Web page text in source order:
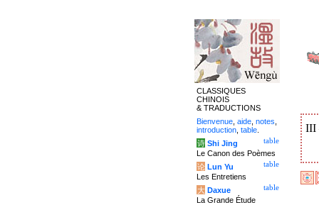
CLASSIQUES
CHINOIS
& TRADUCTIONS
Bienvenue aide notes
introduction table
table
诗 Shi Jing
Le Canon des Poèmes
table
论 Lun Yu
Les Entretiens
table
大 Daxue
La Grande Étude